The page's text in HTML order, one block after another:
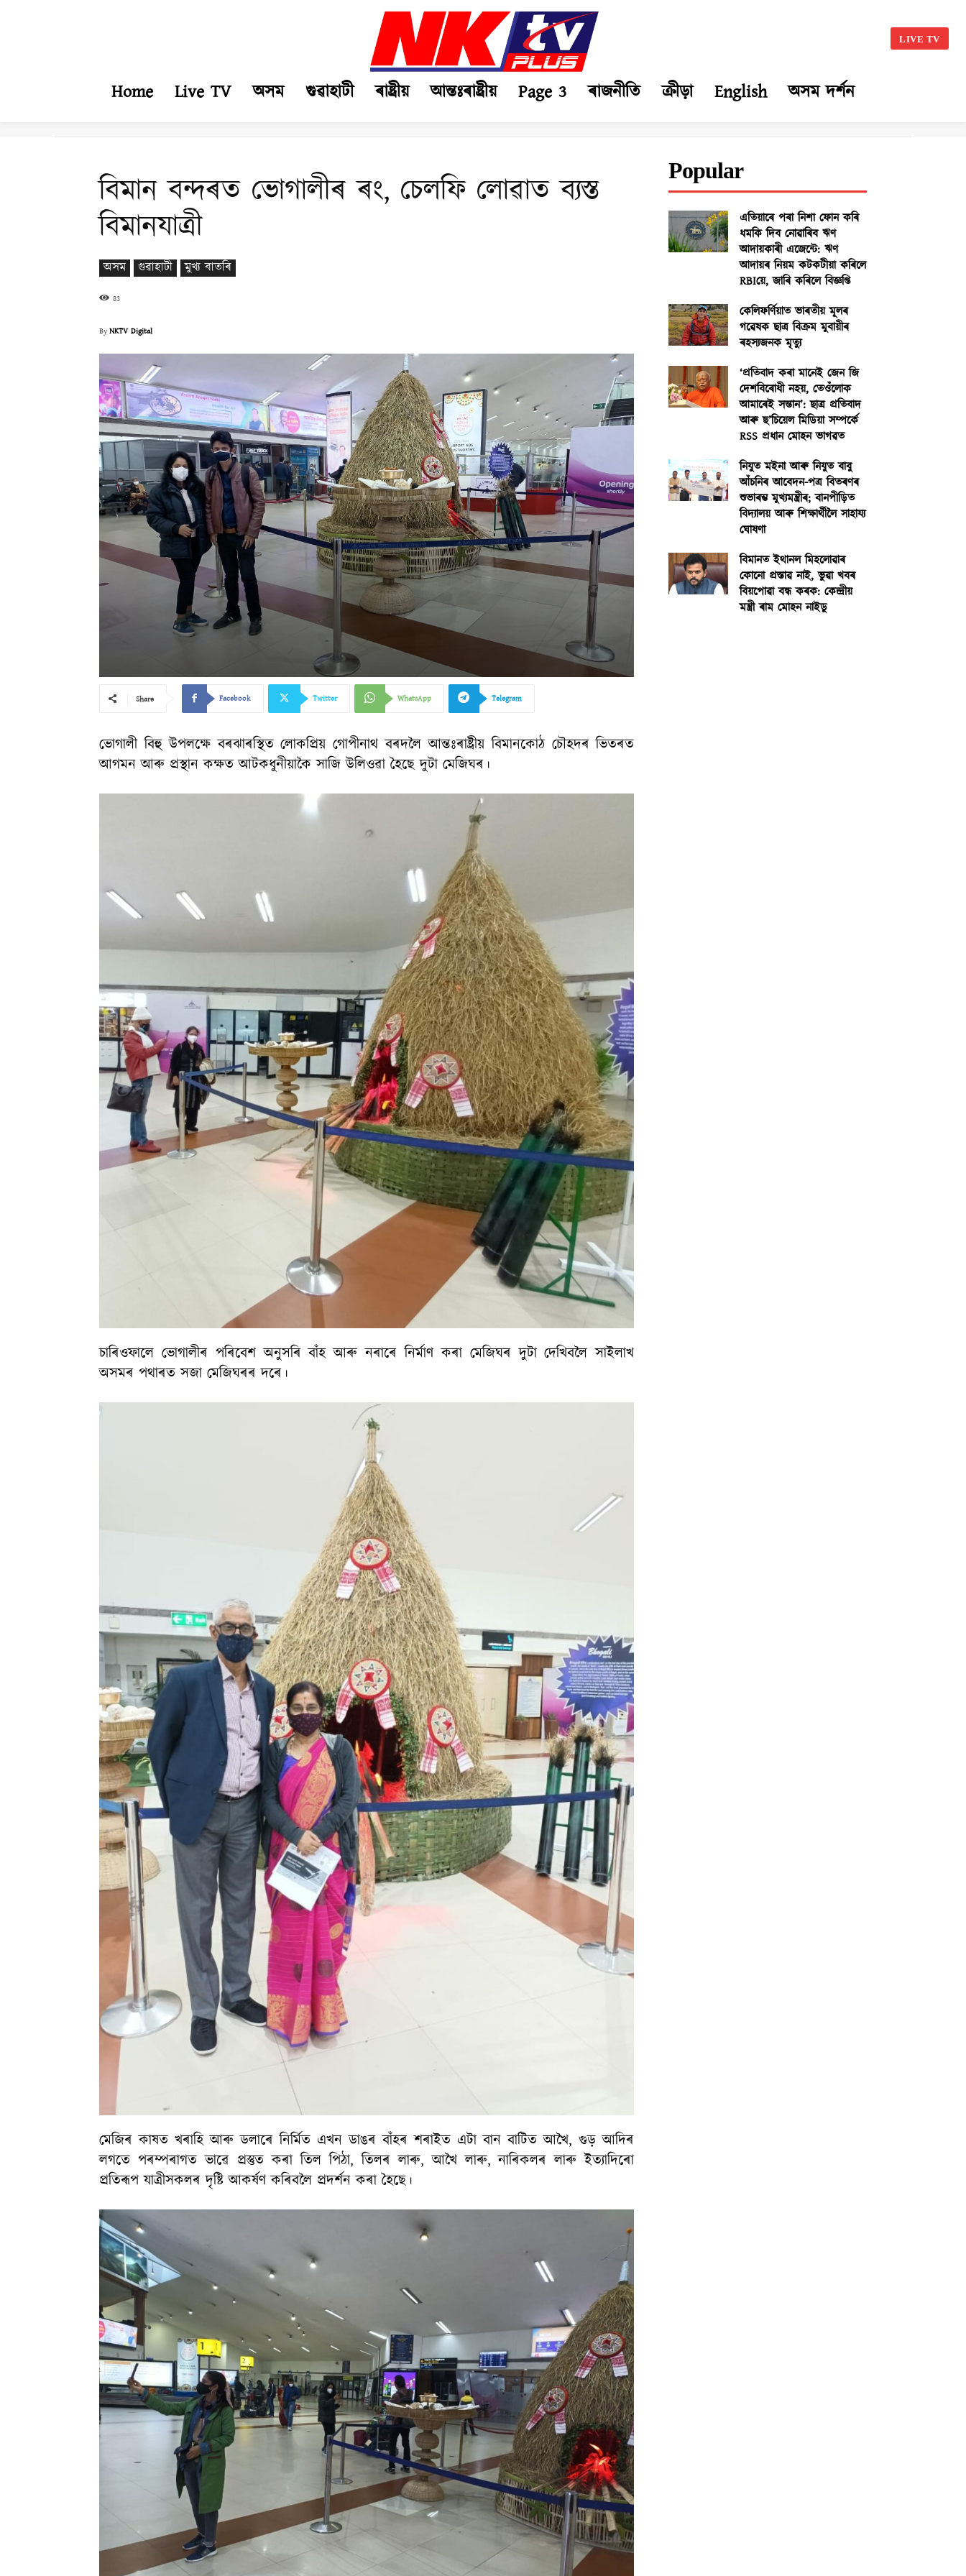
LIVE TV
Home Live TV অসম গুৱাহাটী ৰাষ্ট্ৰীয় আন্তঃৰাষ্ট্ৰীয় Page 3 ৰাজনীতি ক্ৰীড়া English অসম দৰ্শন
বিমান বন্দৰত ভোগালীৰ ৰং, চেলফি লোৱাত ব্যস্ত
বিমানযাত্ৰী
অসম গুৱাহাটী মুখ্য বাতৰি
83
ByNKTV Digital
Share Facebook Twitter WhatsApp Telegram
ভোগালী বিহু উপলক্ষে বৰঝাৰস্থিত লোকপ্ৰিয় গোপীনাথ বৰদলৈ আন্তঃৰাষ্ট্ৰীয় বিমানকোঠ চৌহদৰ ভিতৰত
আগমন আৰু প্ৰস্থান কক্ষত আটকধুনীয়াকৈ সাজি উলিওৱা হৈছে দুটা মেজিঘৰ।
চাৰিওফালে ভোগালীৰ পৰিবেশ অনুসৰি বাঁহ আৰু নৰাৰে নিৰ্মাণ কৰা মেজিঘৰ দুটা দেখিবলৈ সাইলাখ
অসমৰ পথাৰত সজা মেজিঘৰৰ দৰে।
মেজিৰ কাষত খৰাহি আৰু ডলাৰে নিৰ্মিত এখন ডাঙৰ বাঁহৰ শৰাইত এটা বান বাটিত আখৈ, গুড় আদিৰ
লগতে পৰম্পৰাগত ভাৱে প্ৰস্তুত কৰা তিল পিঠা, তিলৰ লাৰু, আখৈ লাৰু, নাৰিকলৰ লাৰু ইত্যাদিৰো
প্ৰতিৰূপ যাত্ৰীসকলৰ দৃষ্টি আকৰ্ষণ কৰিবলৈ প্ৰদৰ্শন কৰা হৈছে।
Popular
এতিয়াৰে পৰা নিশা ফোন কৰি
ধমকি দিব নোৱাৰিব ঋণ
আদায়কাৰী এজেন্টে: ঋণ
আদায়ৰ নিয়ম কটকটীয়া কৰিলে
RBIয়ে, জাৰি কৰিলে বিজ্ঞপ্তি
কেলিফৰ্ণিয়াত ভাৰতীয় মূলৰ
গৱেষক ছাত্ৰ বিক্ৰম মুবায়ীৰ
ৰহস্যজনক মৃত্যু
‘প্ৰতিবাদ কৰা মানেই জেন জি
দেশবিৰোধী নহয়, তেওঁলোক
আমাৰেই সন্তান’: ছাত্ৰ প্ৰতিবাদ
আৰু ছ’চিয়েল মিডিয়া সম্পৰ্কে
RSS প্ৰধান মোহন ভাগৱত
নিযুত মইনা আৰু নিযুত বাবু
আঁচনিৰ আবেদন-পত্ৰ বিতৰণৰ
শুভাৰম্ভ মুখ্যমন্ত্ৰীৰ; বানপীড়িত
বিদ্যালয় আৰু শিক্ষাৰ্থীলৈ সাহায্য
ঘোষণা
বিমানত ইথানল মিহলোৱাৰ
কোনো প্ৰস্তাৱ নাই, ভুৱা খবৰ
বিয়পোৱা বন্ধ কৰক: কেন্দ্ৰীয়
মন্ত্ৰী ৰাম মোহন নাইডু